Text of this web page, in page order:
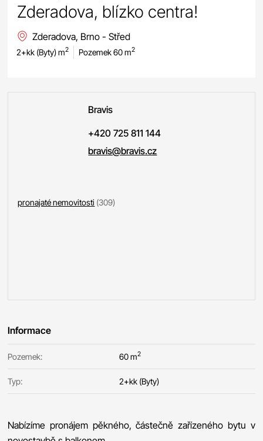
Zderadova, blízko centra!
Zderadova, Brno - Střed
2+kk (Byty) m2 Pozemek 60 m2
Bravis
+420 725 811 144
bravis@bravis.cz
pronajaté nemovitosti (309)
Informace
Pozemek: 60 m2
Typ: 2+kk (Byty)
Nabízíme pronájem pěkného, částečně zařízeného bytu v